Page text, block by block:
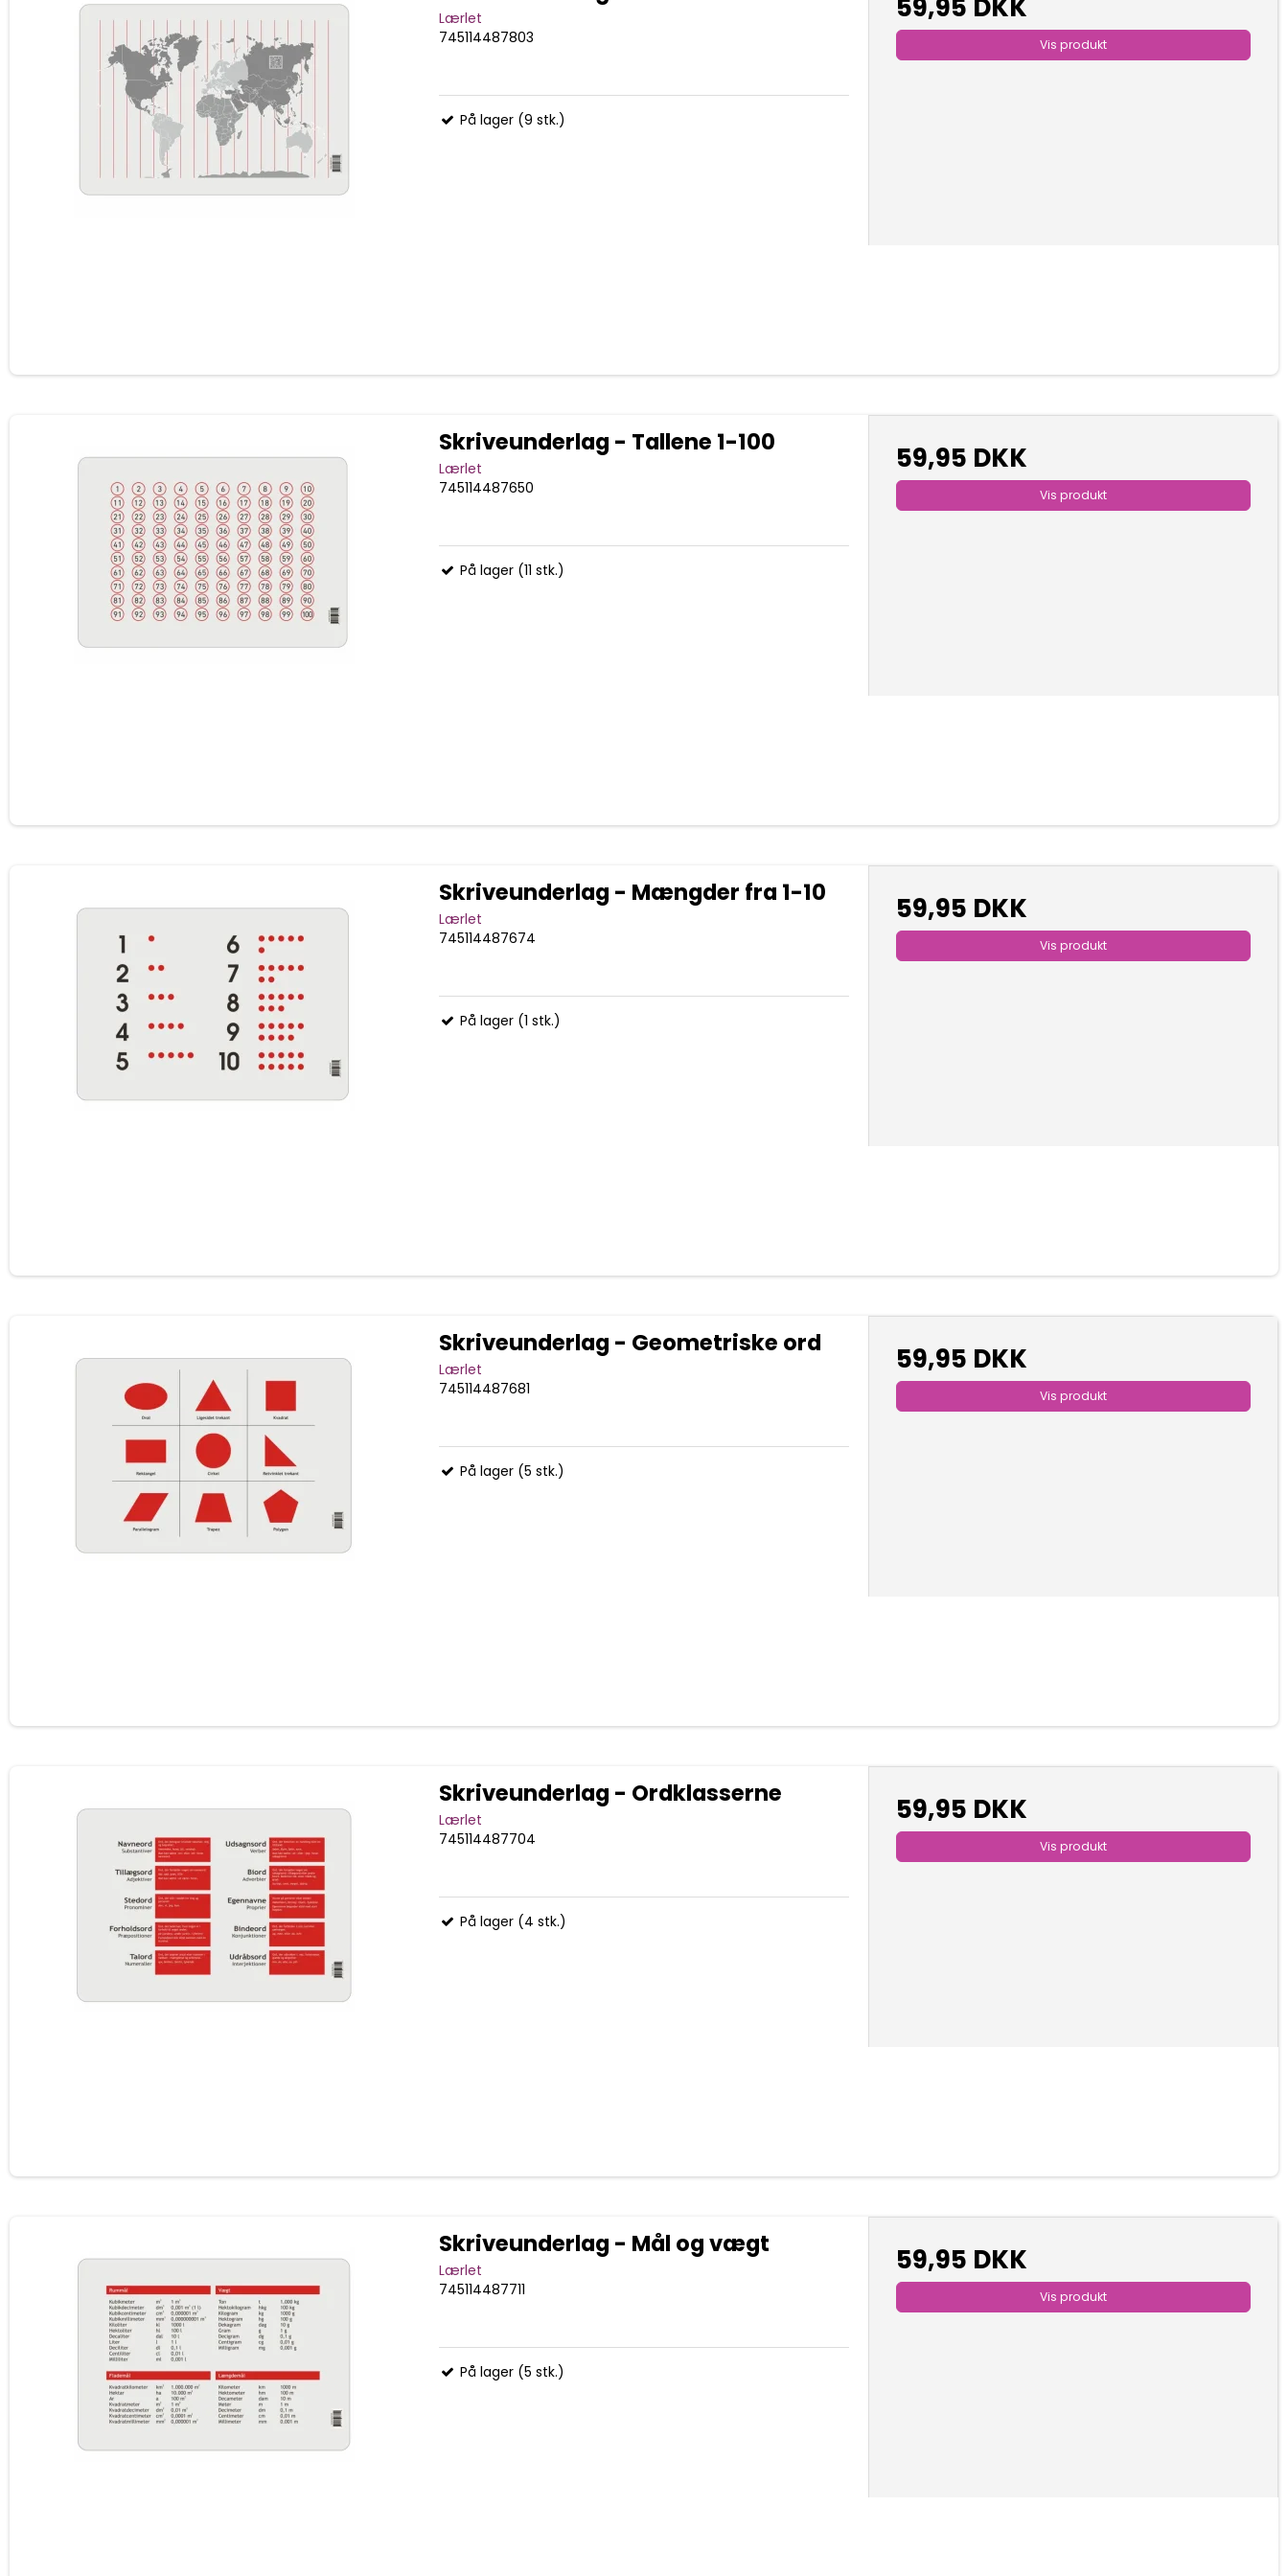
Lærlet
745114487803
På lager (9 stk.)
59,95 DKK
Vis produkt
Skriveunderlag - Tallene 1-100
Lærlet
745114487650
På lager (11 stk.)
59,95 DKK
Vis produkt
Skriveunderlag - Mængder fra 1-10
Lærlet
745114487674
På lager (1 stk.)
59,95 DKK
Vis produkt
Skriveunderlag - Geometriske ord
Lærlet
745114487681
På lager (5 stk.)
59,95 DKK
Vis produkt
Skriveunderlag - Ordklasserne
Lærlet
745114487704
På lager (4 stk.)
59,95 DKK
Vis produkt
Skriveunderlag - Mål og vægt
Lærlet
745114487711
På lager (5 stk.)
59,95 DKK
Vis produkt